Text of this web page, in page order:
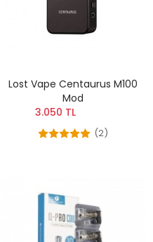
Lost Vape Centaurus M100
Mod
3.050 TL
(2)